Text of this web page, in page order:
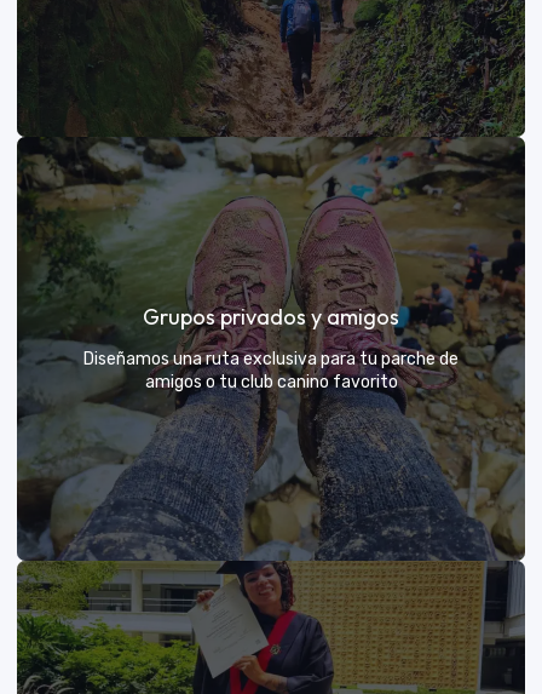
Días de Campo para Empresas
El mejor beneficio para tu equipo: compartir con sus
exploradores y fortalecer lazos rodeados de
naturaleza
VER MÁS
Grupos privados y amigos
Diseñamos una ruta exclusiva para tu parche de
amigos o tu club canino favorito